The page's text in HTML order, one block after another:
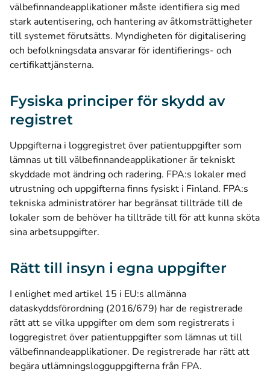
välbefinnandeapplikationer måste identifiera sig med
stark autentisering, och hantering av åtkomsträttigheter
till systemet förutsätts. Myndigheten för digitalisering
och befolkningsdata ansvarar för identifierings- och
certifikattjänsterna.
Fysiska principer för skydd av
registret
Uppgifterna i loggregistret över patientuppgifter som
lämnas ut till välbefinnandeapplikationer är tekniskt
skyddade mot ändring och radering. FPA:s lokaler med
utrustning och uppgifterna finns fysiskt i Finland. FPA:s
tekniska administratörer har begränsat tillträde till de
lokaler som de behöver ha tillträde till för att kunna sköta
sina arbetsuppgifter.
Rätt till insyn i egna uppgifter
I enlighet med artikel 15 i EU:s allmänna
dataskyddsförordning (2016/679) har de registrerade
rätt att se vilka uppgifter om dem som registrerats i
loggregistret över patientuppgifter som lämnas ut till
välbefinnandeapplikationer. De registrerade har rätt att
begära utlämningslogguppgifterna från FPA.